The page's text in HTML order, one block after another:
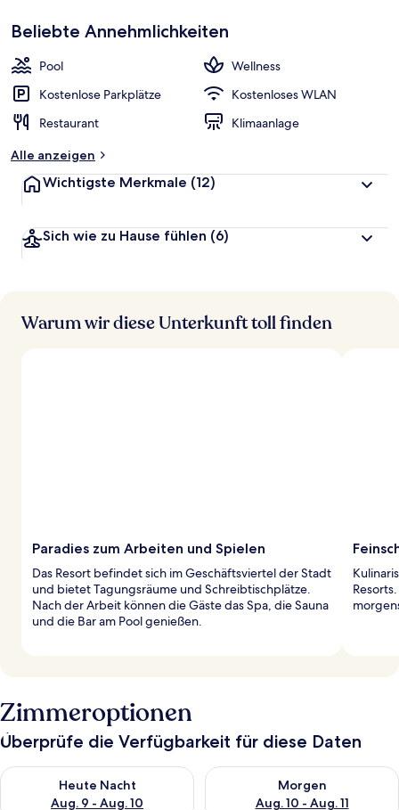
Beliebte Annehmlichkeiten
Pool
Wellness
Kostenlose Parkplätze
Kostenloses WLAN
Restaurant
Klimaanlage
Alle anzeigen
Wichtigste Merkmale (12)
Sich wie zu Hause fühlen (6)
Warum wir diese Unterkunft toll finden
Paradies zum Arbeiten und Spielen
Das Resort befindet sich im Geschäftsviertel der Stadt
und bietet Tagungsräume und Schreibtischplätze.
Nach der Arbeit können die Gäste das Spa, die Sauna
und die Bar am Pool genießen.
Zimmeroptionen
Überprüfe die Verfügbarkeit für diese Daten
Heute Nacht
Aug. 9 - Aug. 10
Überprüfe die Verfügbarkeit für heute Nacht, Aug. 9 - Aug.
Morgen
Aug. 10 - Aug. 11
Überprüfe die Verfügbarkeit